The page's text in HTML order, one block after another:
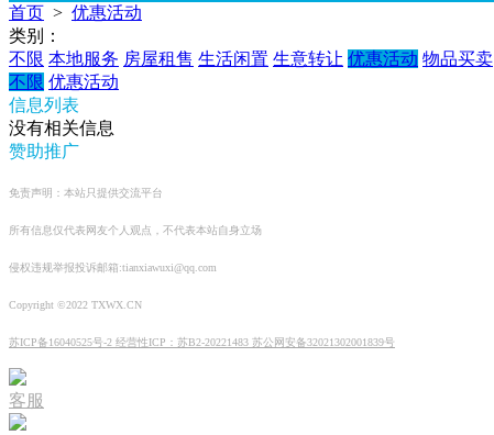
首页 > 优惠活动
类别：
不限 本地服务 房屋租售 生活闲置 生意转让 优惠活动 物品买卖
不限 优惠活动
信息列表
没有相关信息
赞助推广
免责声明：本站只提供交流平台
所有信息仅代表网友个人观点，不代表本站自身立场
侵权违规举报投诉邮箱:tianxiawuxi@qq.com
Copyright ©2022 TXWX.CN
苏ICP备16040525号-2 经营性ICP：苏B2-20221483 苏公网安备32021302001839号
客服